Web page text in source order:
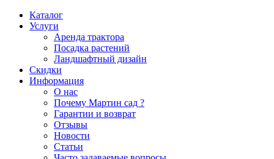
Каталог
Услуги
Аренда трактора
Посадка растений
Ландшафтный дизайн
Скидки
Информация
О нас
Почему Мартин сад ?
Гарантии и возврат
Отзывы
Новости
Статьи